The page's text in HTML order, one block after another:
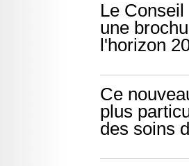
Le
une
l'horizon
Ce
plus
des soins